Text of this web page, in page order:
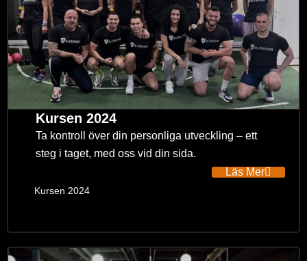
Kursen 2024
Ta kontroll över din personliga utveckling – ett
steg i taget, med oss vid din sida.
Kursen 2024
Läs Mer